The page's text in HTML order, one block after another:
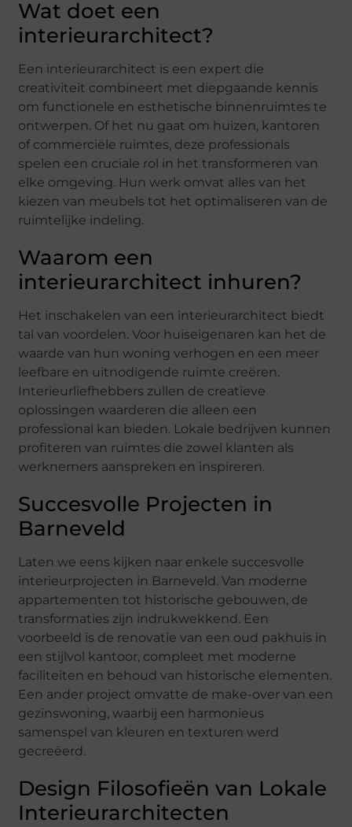
Wat doet een
interieurarchitect?
Een interieurarchitect is een expert die
creativiteit combineert met diepgaande kennis
om functionele en esthetische binnenruimtes te
ontwerpen. Of het nu gaat om huizen, kantoren
of commerciële ruimtes, deze professionals
spelen een cruciale rol in het transformeren van
elke omgeving. Hun werk omvat alles van het
kiezen van meubels tot het optimaliseren van de
ruimtelijke indeling.
Waarom een
interieurarchitect inhuren?
Het inschakelen van een interieurarchitect biedt
tal van voordelen. Voor huiseigenaren kan het de
waarde van hun woning verhogen en een meer
leefbare en uitnodigende ruimte creëren.
Interieurliefhebbers zullen de creatieve
oplossingen waarderen die alleen een
professional kan bieden. Lokale bedrijven kunnen
profiteren van ruimtes die zowel klanten als
werknemers aanspreken en inspireren.
Succesvolle Projecten in
Barneveld
Laten we eens kijken naar enkele succesvolle
interieurprojecten in Barneveld. Van moderne
appartementen tot historische gebouwen, de
transformaties zijn indrukwekkend. Een
voorbeeld is de renovatie van een oud pakhuis in
een stijlvol kantoor, compleet met moderne
faciliteiten en behoud van historische elementen.
Een ander project omvatte de make-over van een
gezinswoning, waarbij een harmonieus
samenspel van kleuren en texturen werd
gecreëerd.
Design Filosofieën van Lokale
Interieurarchitecten